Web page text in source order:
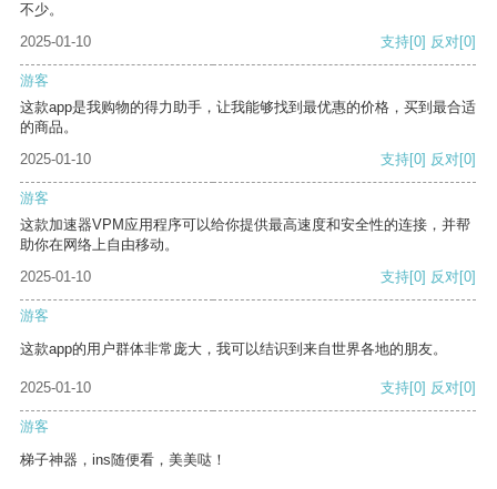
不少。
2025-01-10
支持[0] 反对[0]
游客
这款app是我购物的得力助手，让我能够找到最优惠的价格，买到最合适
的商品。
2025-01-10
支持[0] 反对[0]
游客
这款加速器VPM应用程序可以给你提供最高速度和安全性的连接，并帮
助你在网络上自由移动。
2025-01-10
支持[0] 反对[0]
游客
这款app的用户群体非常庞大，我可以结识到来自世界各地的朋友。
2025-01-10 支持[0] 反对[0]
游客
梯子神器，ins随便看，美美哒！